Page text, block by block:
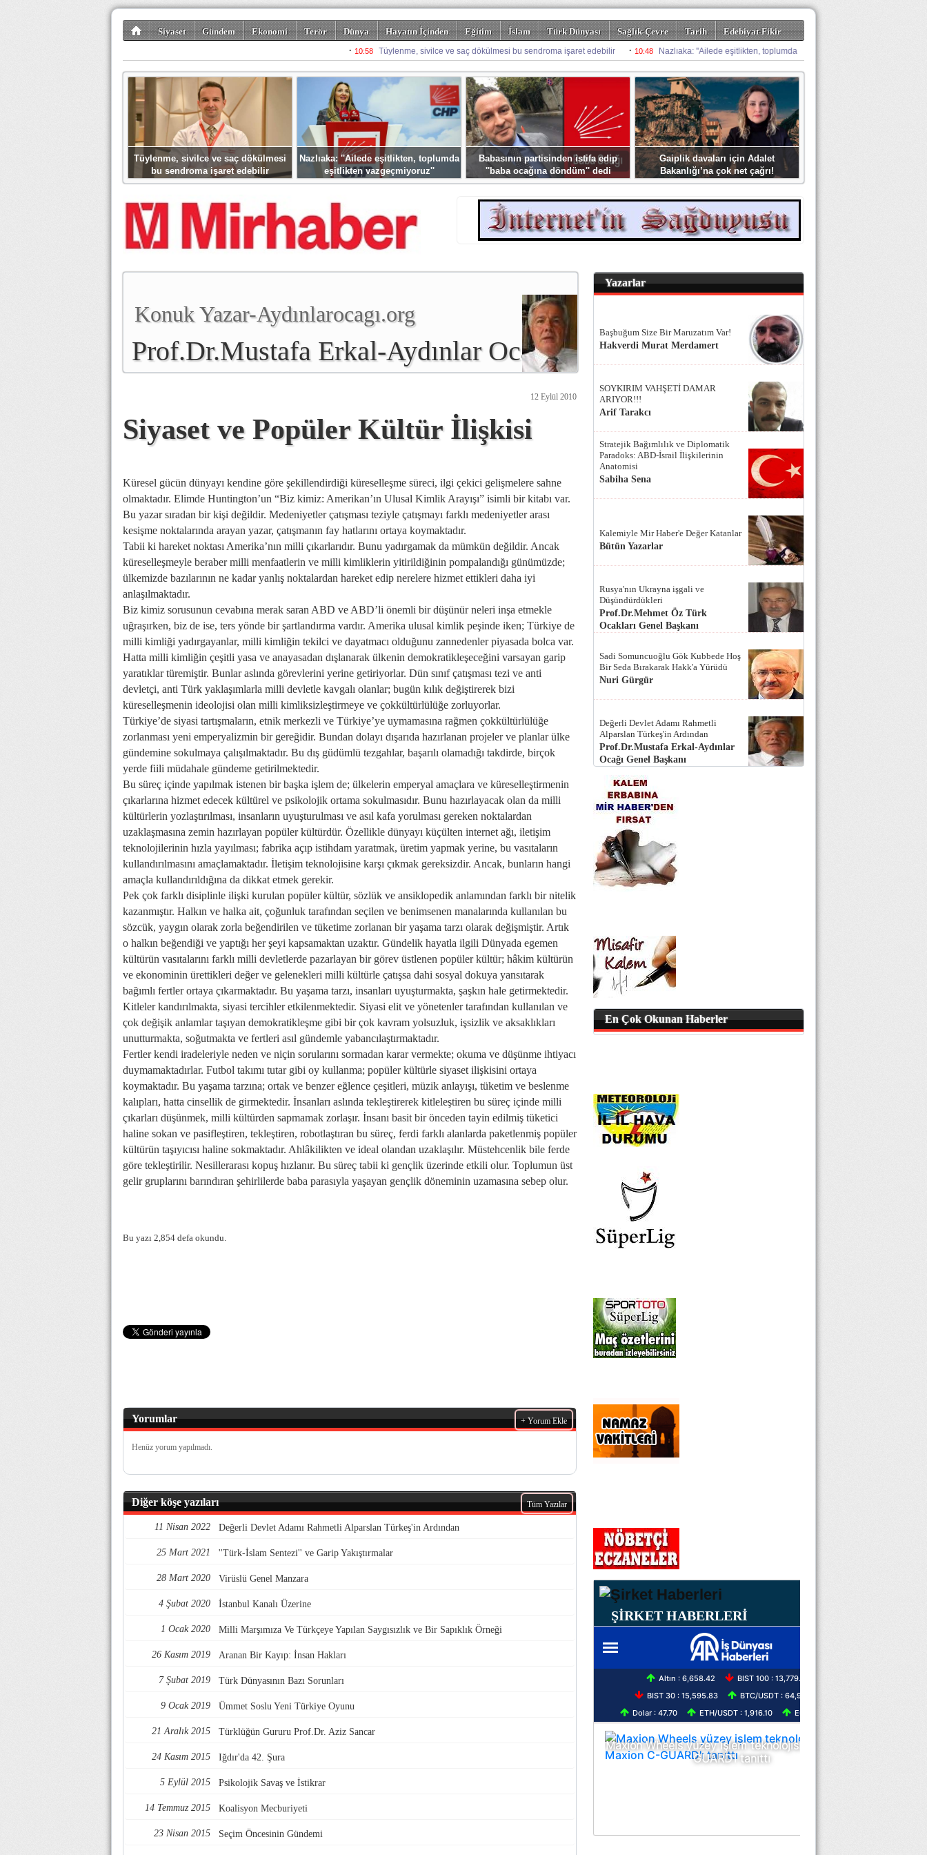
Siyaset Gündem Ekonomi Terör Dünya Hayatın İçinden Eğitim İslam Türk Dünyası Sağlık-Çevre Tarih
Edebiyat-Fikir
Spor Misafir Kalem Foto Galeriler
Tüylenme, sivilce ve saç dökülmesi
bu sendroma işaret edebilir
Nazlıaka: ''Ailede eşitlikten, toplumda
eşitlikten vazgeçmiyoruz''
Babasının partisinden istifa edip
''baba ocağına döndüm'' dedi
Gaiplik davaları için Adalet
Bakanlığı’na çok net çağrı!
Konuk Yazar-Aydınlarocagı.org
Prof.Dr.Mustafa Erkal-Aydınlar Ocağı
12 Eylül 2010
Siyaset ve Popüler Kültür İlişkisi
Küresel gücün dünyayı kendine göre şekillendirdiği küreselleşme süreci, ilgi çekici gelişmelere sahne
olmaktadır. Elimde Huntington’un “Biz kimiz: Amerikan’ın Ulusal Kimlik Arayışı” isimli bir kitabı var.
Bu yazar sıradan bir kişi değildir. Medeniyetler çatışması teziyle çatışmayı farklı medeniyetler arası
kesişme noktalarında arayan yazar, çatışmanın fay hatlarını ortaya koymaktadır.
Tabii ki hareket noktası Amerika’nın milli çıkarlarıdır. Bunu yadırgamak da mümkün değildir. Ancak
küreselleşmeyle beraber milli menfaatlerin ve milli kimliklerin yitirildiğinin pompalandığı günümüzde;
ülkemizde bazılarının ne kadar yanlış noktalardan hareket edip nerelere hizmet ettikleri daha iyi
anlaşılmaktadır.
Biz kimiz sorusunun cevabına merak saran ABD ve ABD’li önemli bir düşünür neleri inşa etmekle
uğraşırken, biz de ise, ters yönde bir şartlandırma vardır. Amerika ulusal kimlik peşinde iken; Türkiye de
milli kimliği yadırgayanlar, milli kimliğin tekilci ve dayatmacı olduğunu zannedenler piyasada bolca var.
Hatta milli kimliğin çeşitli yasa ve anayasadan dışlanarak ülkenin demokratikleşeceğini varsayan garip
yaratıklar türemiştir. Bunlar aslında görevlerini yerine getiriyorlar. Dün sınıf çatışması tezi ve anti
devletçi, anti Türk yaklaşımlarla milli devletle kavgalı olanlar; bugün kılık değiştirerek bizi
küreselleşmenin ideolojisi olan milli kimliksizleştirmeye ve çokkültürlülüğe zorluyorlar.
Türkiye’de siyasi tartışmaların, etnik merkezli ve Türkiye’ye uymamasına rağmen çokkültürlülüğe
zorlanması yeni emperyalizmin bir gereğidir. Bundan dolayı dışarıda hazırlanan projeler ve planlar ülke
gündemine sokulmaya çalışılmaktadır. Bu dış güdümlü tezgahlar, başarılı olamadığı takdirde, birçok
yerde fiili müdahale gündeme getirilmektedir.
Bu süreç içinde yapılmak istenen bir başka işlem de; ülkelerin emperyal amaçlara ve küreselleştirmenin
çıkarlarına hizmet edecek kültürel ve psikolojik ortama sokulmasıdır. Bunu hazırlayacak olan da milli
kültürlerin yozlaştırılması, insanların uyuşturulması ve asıl kafa yorulması gereken noktalardan
uzaklaşmasına zemin hazırlayan popüler kültürdür. Özellikle dünyayı küçülten internet ağı, iletişim
teknolojilerinin hızla yayılması; fabrika açıp istihdam yaratmak, üretim yapmak yerine, bu vasıtaların
kullandırılmasını amaçlamaktadır. İletişim teknolojisine karşı çıkmak gereksizdir. Ancak, bunların hangi
amaçla kullandırıldığına da dikkat etmek gerekir.
Pek çok farklı disiplinle ilişki kurulan popüler kültür, sözlük ve ansiklopedik anlamından farklı bir nitelik
kazanmıştır. Halkın ve halka ait, çoğunluk tarafından seçilen ve benimsenen manalarında kullanılan bu
sözcük, yaygın olarak zorla beğendirilen ve tüketime zorlanan bir yaşama tarzı olarak değişmiştir. Artık
o halkın beğendiği ve yaptığı her şeyi kapsamaktan uzaktır. Gündelik hayatla ilgili Dünyada egemen
kültürün vasıtalarını farklı milli devletlerde pazarlayan bir görev üstlenen popüler kültür; hâkim kültürün
ve ekonominin ürettikleri değer ve gelenekleri milli kültürle çatışsa dahi sosyal dokuya yansıtarak
bağımlı fertler ortaya çıkarmaktadır. Bu yaşama tarzı, insanları uyuşturmakta, şaşkın hale getirmektedir.
Kitleler kandırılmakta, siyasi tercihler etkilenmektedir. Siyasi elit ve yönetenler tarafından kullanılan ve
çok değişik anlamlar taşıyan demokratikleşme gibi bir çok kavram yolsuzluk, işsizlik ve aksaklıkları
unutturmakta, soğutmakta ve fertleri asıl gündemle yabancılaştırmaktadır.
Fertler kendi iradeleriyle neden ve niçin sorularını sormadan karar vermekte; okuma ve düşünme ihtiyacı
duymamaktadırlar. Futbol takımı tutar gibi oy kullanma; popüler kültürle siyaset ilişkisini ortaya
koymaktadır. Bu yaşama tarzına; ortak ve benzer eğlence çeşitleri, müzik anlayışı, tüketim ve beslenme
kalıpları, hatta cinsellik de girmektedir. İnsanları aslında tekleştirerek kitleleştiren bu süreç içinde milli
çıkarları düşünmek, milli kültürden sapmamak zorlaşır. İnsanı basit bir önceden tayin edilmiş tüketici
haline sokan ve pasifleştiren, tekleştiren, robotlaştıran bu süreç, ferdi farklı alanlarda paketlenmiş popüler
kültürün taşıyıcısı haline sokmaktadır. Ahlâkilikten ve ideal olandan uzaklaşılır. Müstehcenlik bile ferde
göre tekleştirilir. Nesillerarası kopuş hızlanır. Bu süreç tabii ki gençlik üzerinde etkili olur. Toplumun üst
gelir gruplarını barındıran şehirlilerde baba parasıyla yaşayan gençlik döneminin uzamasına sebep olur.
Bu yazı 2,854 defa okundu.
Yorumlar + Yorum Ekle
Henüz yorum yapılmadı.
Diğer köşe yazıları Tüm Yazılar
11 Nisan 2022 Değerli Devlet Adamı Rahmetli Alparslan Türkeş'in Ardından
25 Mart 2021 ''Türk-İslam Sentezi'' ve Garip Yakıştırmalar
28 Mart 2020 Virüslü Genel Manzara
4 Şubat 2020 İstanbul Kanalı Üzerine
1 Ocak 2020 Milli Marşımıza Ve Türkçeye Yapılan Saygısızlık ve Bir Sapıklık Örneği
26 Kasım 2019 Aranan Bir Kayıp: İnsan Hakları
7 Şubat 2019 Türk Dünyasının Bazı Sorunları
9 Ocak 2019 Ümmet Soslu Yeni Türkiye Oyunu
21 Aralık 2015 Türklüğün Gururu Prof.Dr. Aziz Sancar
24 Kasım 2015 Iğdır'da 42. Şura
5 Eylül 2015 Psikolojik Savaş ve İstikrar
14 Temmuz 2015 Koalisyon Mecburiyeti
23 Nisan 2015 Seçim Öncesinin Gündemi
Yazarlar
Başbuğum Size Bir Maruzatım Var!
Hakverdi Murat Merdamert
SOYKIRIM VAHŞETİ DAMAR
ARIYOR!!!
Arif Tarakcı
Stratejik Bağımlılık ve Diplomatik
Paradoks: ABD-İsrail İlişkilerinin
Anatomisi
Sabiha Sena
Kalemiyle Mir Haber'e Değer Katanlar
Bütün Yazarlar
Rusya'nın Ukrayna işgali ve
Düşündürdükleri
Prof.Dr.Mehmet Öz Türk
Ocakları Genel Başkanı
Sadi Somuncuoğlu Gök Kubbede Hoş
Bir Seda Bırakarak Hakk'a Yürüdü
Nuri Gürgür
Değerli Devlet Adamı Rahmetli
Alparslan Türkeş'in Ardından
Prof.Dr.Mustafa Erkal-Aydınlar
Ocağı Genel Başkanı
En Çok Okunan Haberler
ŞİRKET HABERLERİ